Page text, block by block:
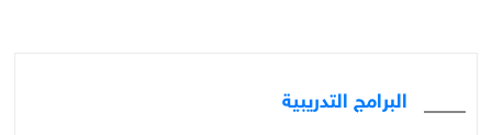
البرامج التدريبية